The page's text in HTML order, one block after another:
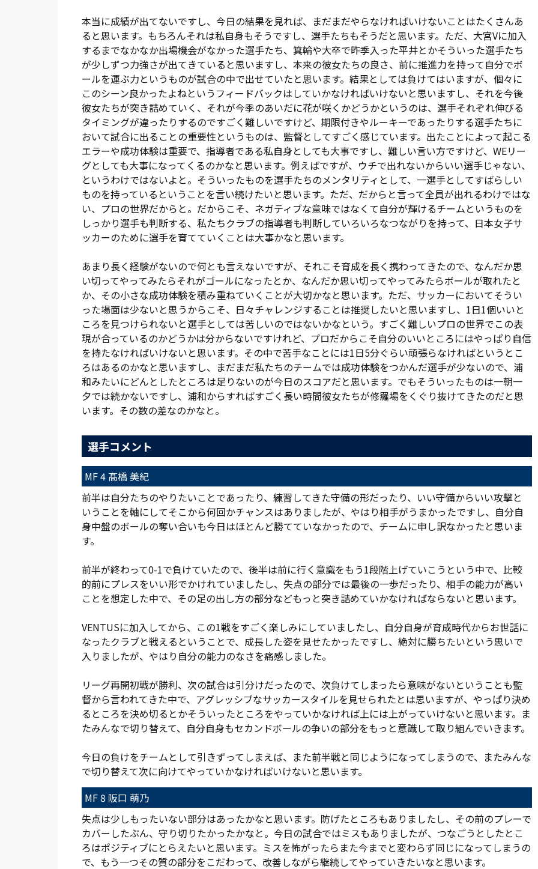
本当に成績が出てないですし、今日の結果を見れば、まだまだやらなければいけないことはたくさんあ
ると思います。もちろんそれは私自身もそうですし、選手たちもそうだと思います。ただ、大宮Vに加入
するまでなかなか出場機会がなかった選手たち、箕輪や大卒で昨季入った平井とかそういった選手たち
が少しずつ力強さが出てきていると思いますし、本来の彼女たちの良さ、前に推進力を持って自分でボ
ールを運ぶ力というものが試合の中で出せていたと思います。結果としては負けてはいますが、個々に
このシーン良かったよねというフィードバックはしていかなければいけないと思いますし、それを今後
彼女たちが突き詰めていく、それが今季のあいだに花が咲くかどうかというのは、選手それぞれ伸びる
タイミングが違ったりするのですごく難しいですけど、期限付きやルーキーであったりする選手たちに
おいて試合に出ることの重要性というものは、監督としてすごく感じています。出たことによって起こる
エラーや成功体験は重要で、指導者である私自身としても大事ですし、難しい言い方ですけど、WEリー
グとしても大事になってくるのかなと思います。例えばですが、ウチで出れないからいい選手じゃない、
というわけではないよと。そういったものを選手たちのメンタリティとして、一選手としてすばらしい
ものを持っているということを言い続けたいと思います。ただ、だからと言って全員が出れるわけではな
い、プロの世界だからと。だからこそ、ネガティブな意味ではなくて自分が輝けるチームというものを
しっかり選手も判断する、私たちクラブの指導者も判断していろいろなつながりを持って、日本女子サ
ッカーのために選手を育てていくことは大事かなと思います。
あまり長く経験がないので何とも言えないですが、それこそ育成を長く携わってきたので、なんだか思
い切ってやってみたらそれがゴールになったとか、なんだか思い切ってやってみたらボールが取れたと
か、その小さな成功体験を積み重ねていくことが大切かなと思います。ただ、サッカーにおいてそうい
った場面は少ないと思うからこそ、日々チャレンジすることは推奨したいと思いますし、1日1個いいと
ころを見つけられないと選手としては苦しいのではないかなという。すごく難しいプロの世界でこの表
現が合っているのかどうかは分からないですけれど、プロだからこそ自分のいいところにはやっぱり自信
を持たなければいけないと思います。その中で苦手なことには1日5分ぐらい頑張らなければというとこ
ろはあるのかなと思いますし、まだまだ私たちのチームでは成功体験をつかんだ選手が少ないので、浦
和みたいにどんとしたところは足りないのが今日のスコアだと思います。でもそういったものは一朝一
夕では続かないですし、浦和からすればすごく長い時間彼女たちが修羅場をくぐり抜けてきたのだと思
います。その数の差なのかなと。
選手コメント
MF 4 髙橋 美紀
前半は自分たちのやりたいことであったり、練習してきた守備の形だったり、いい守備からいい攻撃と
いうことを軸にしてそこから何回かチャンスはありましたが、やはり相手がうまかったですし、自分自
身中盤のボールの奪い合いも今日はほとんど勝てていなかったので、チームに申し訳なかったと思いま
す。
前半が終わって0-1で負けていたので、後半は前に行く意識をもう1段階上げていこうという中で、比較
的前にプレスをいい形でかけれていましたし、失点の部分では最後の一歩だったり、相手の能力が高い
ことを想定した中で、その足の出し方の部分などもっと突き詰めていかなければならないと思います。
VENTUSに加入してから、この1戦をすごく楽しみにしていましたし、自分自身が育成時代からお世話に
なったクラブと戦えるということで、成長した姿を見せたかったですし、絶対に勝ちたいという思いで
入りましたが、やはり自分の能力のなさを痛感しました。
リーグ再開初戦が勝利、次の試合は引分けだったので、次負けてしまったら意味がないということも監
督から言われてきた中で、アグレッシブなサッカースタイルを見せられたとは思いますが、やっぱり決め
るところを決め切るとかそういったところをやっていかなければ上には上がっていけないと思います。ま
たみんなで切り替えて、自分自身もセカンドボールの争いの部分をもっと意識して取り組んでいきます。
今日の負けをチームとして引きずってしまえば、また前半戦と同じようになってしまうので、またみんな
で切り替えて次に向けてやっていかなければいけないと思います。
MF 8 阪口 萌乃
失点は少しもったいない部分はあったかなと思います。防げたところもありましたし、その前のプレーで
カバーしたぶん、守り切りたかったかなと。今日の試合ではミスもありましたが、つなごうとしたとこ
ろはポジティブにとらえたいと思います。ミスを怖がったらまた今までと変わらず同じになってしまうの
で、もう一つその質の部分をこだわって、改善しながら継続してやっていきたいなと思います。